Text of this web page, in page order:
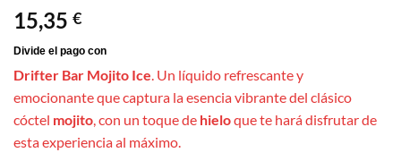
15,35 €
Drifter Bar Mojito Ice. Un líquido refrescante y
emocionante que captura la esencia vibrante del clásico
cóctel mojito, con un toque de hieloque te hará disfrutar de
esta experiencia al máximo.